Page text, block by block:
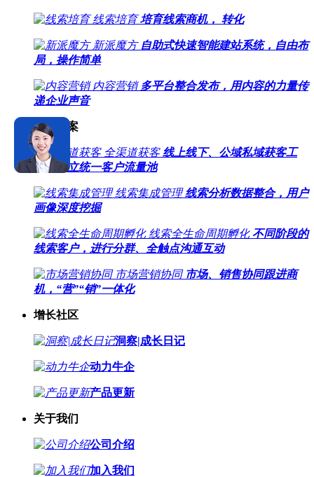
线索培育 培育线索商机， 转化
新派魔方 自助式快速智能建站系统，自由布
局，操作简单
内容营销 多平台整合发布，用内容的力量传
递企业声音
场景方案
全渠道获客 线上线下、公域私域获客工
具，建立统一客户流量池
线索集成管理 线索分析数据整合，用户
画像深度挖掘
线索全生命周期孵化 不同阶段的
线索客户，进行分群、全触点沟通互动
市场营销协同 市场、销售协同跟进商
机，“营”“销”一体化
增长社区
洞察|成长日记
动力牛企
产品更新
关于我们
公司介绍
加入我们